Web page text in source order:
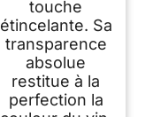
touche
étincelante. Sa
transparence
absolue
restitue à la
perfection la